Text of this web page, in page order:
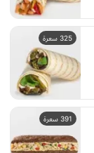
325 سعرة
391 سعرة